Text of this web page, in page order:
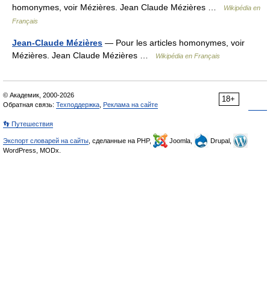
homonymes, voir Mézières. Jean Claude Mézières …
Wikipédia en
Français
Jean-Claude Mézières — Pour les articles homonymes, voir
Mézières. Jean Claude Mézières …
Wikipédia en Français
18+
© Академик, 2000-2026
Обратная связь: Техподдержка Реклама на сайте
👣 Путешествия
Экспорт словарей на сайты , сделанные на PHP, Joomla,
Drupal,
WordPress, MODx.